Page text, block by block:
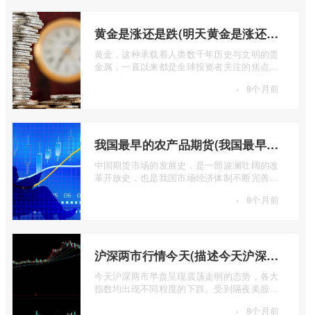
黄金是涨还是跌(明天黄金是涨还是跌)
黄金，这种承载着人类数千年历史与文明的贵
金属，一直以来都是全球投资者关注的焦点。
· 8个月前
我国最早的农产品期货(我国最早的农产品期货交易合约的品种是)
中国期货市场的发展史，是一部波澜壮阔的改
革开放史，也是我国市场经济体制不断完善的
· 8个月前
沪深两市行情今天(描述今天沪深两市早盘交易情况)
今天沪深两市早盘呈现震荡走弱的态势，各大
指数均出现不同程度的下跌。受到隔夜美股下
· 8个月前